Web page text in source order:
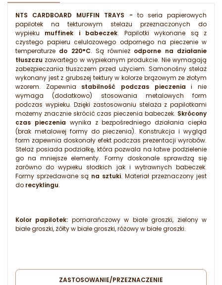
NTS CARDBOARD MUFFIN TRAYS - to seria papierowych
papilotek na tekturowym stelażu przeznaczonych do
wypieku muffinek i babeczek. Papilotki wykonane są z
czystego papieru celulozowego odpornego na pieczenie w
temperaturze do 220°C. Są również odporne na działanie
tłuszczu zawartego w wypiekanym produkcie. Nie wymagają
zabezpieczania tłuszczem przed użyciem. Samonośny stelaż
wykonany jest z grubszej tektury w kolorze brązowym ze złotym
wzorem. Zapewnia stabilność podczas pieczenia i nie
wymaga (dodatkowo) stosowania metalowych form
podczas wypieku. Dzięki zastosowaniu stelaża z papilotkami
możemy znacznie skrócić czas pieczenia babeczek. Skrócony
czas pieczenia wynika z bezpośredniego działania ciepła
(brak metalowej formy do pieczenia). Konstrukcja i wygląd
form zapewnia doskonały efekt podczas prezentacji wyrobów.
Stelaż posiada podziałkę, która pozwala na łatwe podzielenie
go na mniejsze elementy. Formy doskonale sprawdzą się
zarówno do wypieku słodkich jak i wytrawnych babeczek.
Formy sprzedawane są na sztuki. Materiał przeznaczony jest
do recyklingu.
Kolor papilotek: pomarańczowy w białe groszki, zielony w
białe groszki, żółty w białe groszki, różowy w białe groszki.
ZASTOSOWANIE/PRZEZNACZENIE